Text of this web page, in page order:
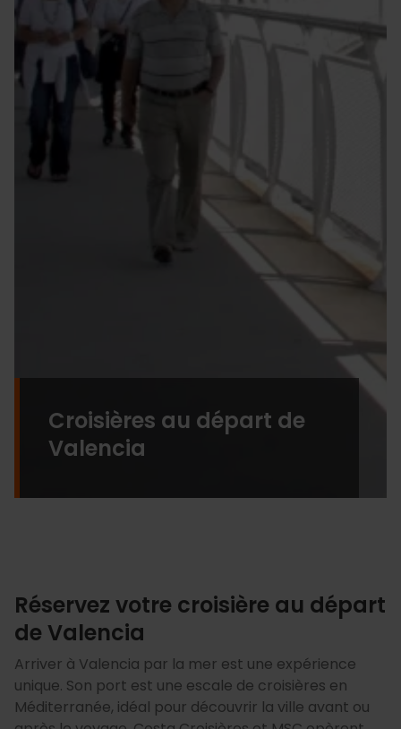
Croisières au départ de
Valencia
Réservez votre croisière au départ
de Valencia
Arriver à Valencia par la mer est une expérience
unique. Son port est une escale de croisières en
Méditerranée, idéal pour découvrir la ville avant ou